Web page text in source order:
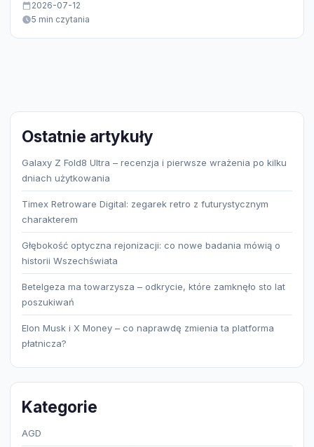
2026-07-12
5 min czytania
Ostatnie artykuły
Galaxy Z Fold8 Ultra – recenzja i pierwsze wrażenia po kilku
dniach użytkowania
Timex Retroware Digital: zegarek retro z futurystycznym
charakterem
Głębokość optyczna rejonizacji: co nowe badania mówią o
historii Wszechświata
Betelgeza ma towarzysza – odkrycie, które zamknęło sto lat
poszukiwań
Elon Musk i X Money – co naprawdę zmienia ta platforma
płatnicza?
Kategorie
AGD